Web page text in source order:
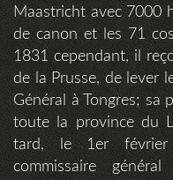
Maastricht avec 7000
de canon et les 71
1831 cependant, il
de la Prusse, de lever
Général à Tongres; sa
toute la province du
tard, le 1er février
commissaire